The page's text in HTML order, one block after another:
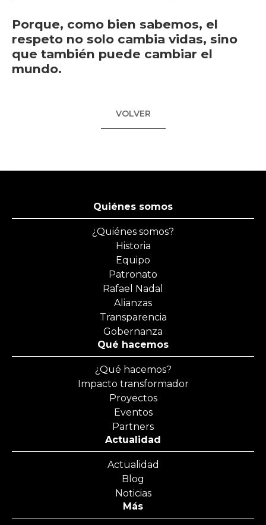
Porque, como bien sabemos, el
respeto no solo cambia vidas, sino
que también puede cambiar el
mundo.
VOLVER
Quiénes somos
¿Quiénes somos?
Historia
Equipo
Patronato
Rafael Nadal
Alianzas
Transparencia
Gobernanza
Qué hacemos
¿Qué hacemos?
Impacto transformador
Proyectos
Eventos
Partners
Actualidad
Actualidad
Blog
Noticias
Más